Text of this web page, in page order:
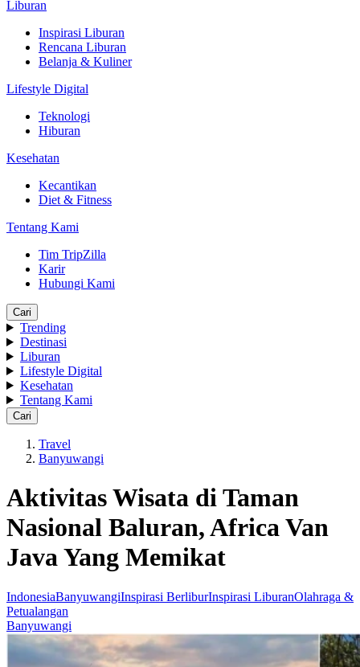
Liburan
Inspirasi Liburan
Rencana Liburan
Belanja & Kuliner
Lifestyle Digital
Teknologi
Hiburan
Kesehatan
Kecantikan
Diet & Fitness
Tentang Kami
Tim TripZilla
Karir
Hubungi Kami
Cari
Trending
Destinasi
Liburan
Lifestyle Digital
Kesehatan
Tentang Kami
Cari
Travel
Banyuwangi
Aktivitas Wisata di Taman
Nasional Baluran, Africa Van
Java Yang Memikat
IndonesiaBanyuwangiInspirasi BerliburInspirasi LiburanOlahraga &
Petualangan
Banyuwangi